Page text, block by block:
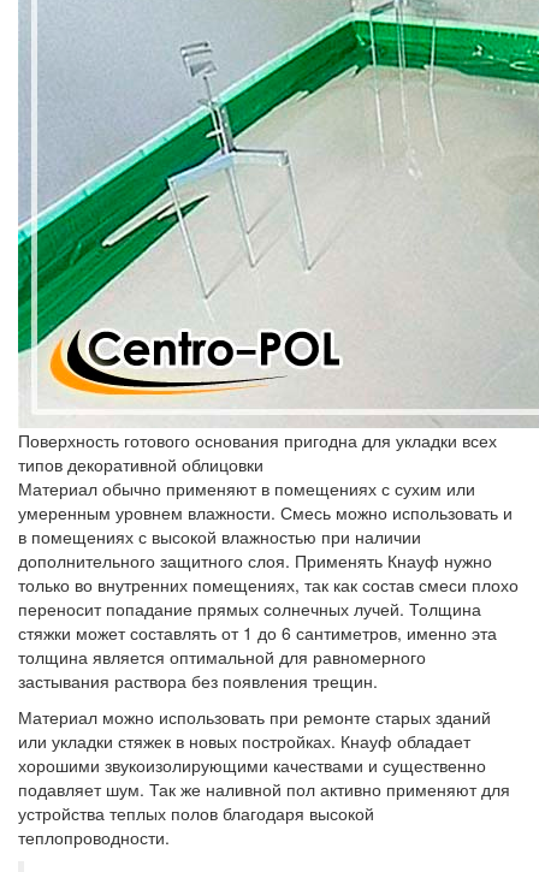
Поверхность готового основания пригодна для укладки всех
типов декоративной облицовки
Материал обычно применяют в помещениях с сухим или
умеренным уровнем влажности. Смесь можно использовать и
в помещениях с высокой влажностью при наличии
дополнительного защитного слоя. Применять Кнауф нужно
только во внутренних помещениях, так как состав смеси плохо
переносит попадание прямых солнечных лучей. Толщина
стяжки может составлять от 1 до 6 сантиметров, именно эта
толщина является оптимальной для равномерного
застывания раствора без появления трещин.
Материал можно использовать при ремонте старых зданий
или укладки стяжек в новых постройках. Кнауф обладает
хорошими звукоизолирующими качествами и существенно
подавляет шум. Так же наливной пол активно применяют для
устройства теплых полов благодаря высокой
теплопроводности.